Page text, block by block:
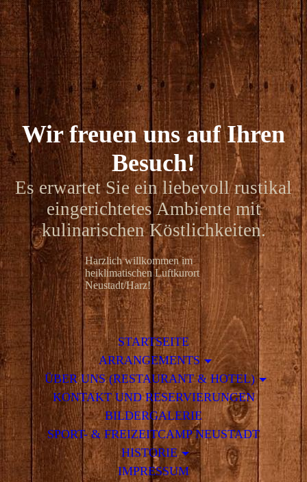
Wir freuen uns auf Ihren
Besuch!
Es erwartet Sie ein liebevoll rustikal
eingerichtetes Ambiente mit
kulinarischen Köstlichkeiten.
Harzlich willkommen im
heiklimatischen Luftkurort
Neustadt/Harz!
STARTSEITE
ARRANGEMENTS
ÜBER UNS (RESTAURANT & HOTEL)
KONTAKT UND RESERVIERUNGEN
BILDERGALERIE
SPORT- & FREIZEITCAMP NEUSTADT
HISTORIE
IMPRESSUM